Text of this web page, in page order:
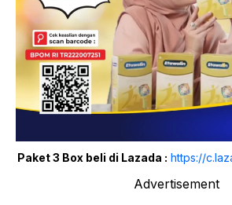
Paket 3 Box beli di Lazada : https://
Advertisement